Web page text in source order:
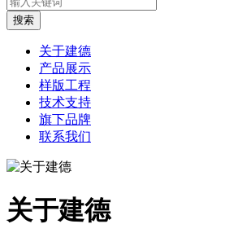
搜索
关于建德
产品展示
样版工程
技术支持
旗下品牌
联系我们
关于建德